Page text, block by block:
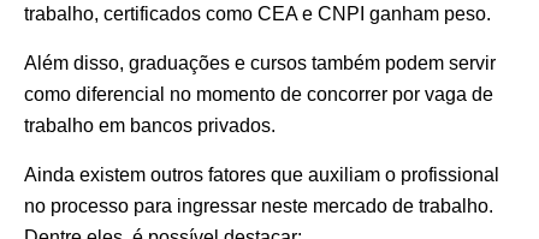
trabalho, certificados como CEA e CNPI ganham peso.
Além disso, graduações e cursos também podem servir
como diferencial no momento de concorrer por vaga de
trabalho em bancos privados.
Ainda existem outros fatores que auxiliam o profissional
no processo para ingressar neste mercado de trabalho.